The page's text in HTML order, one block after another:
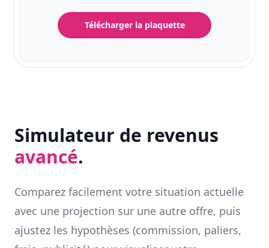
Télécharger la plaquette
Simulateur de revenus
avancé.
Comparez facilement votre situation actuelle
avec une projection sur une autre offre, puis
ajustez les hypothèses (commission, paliers,